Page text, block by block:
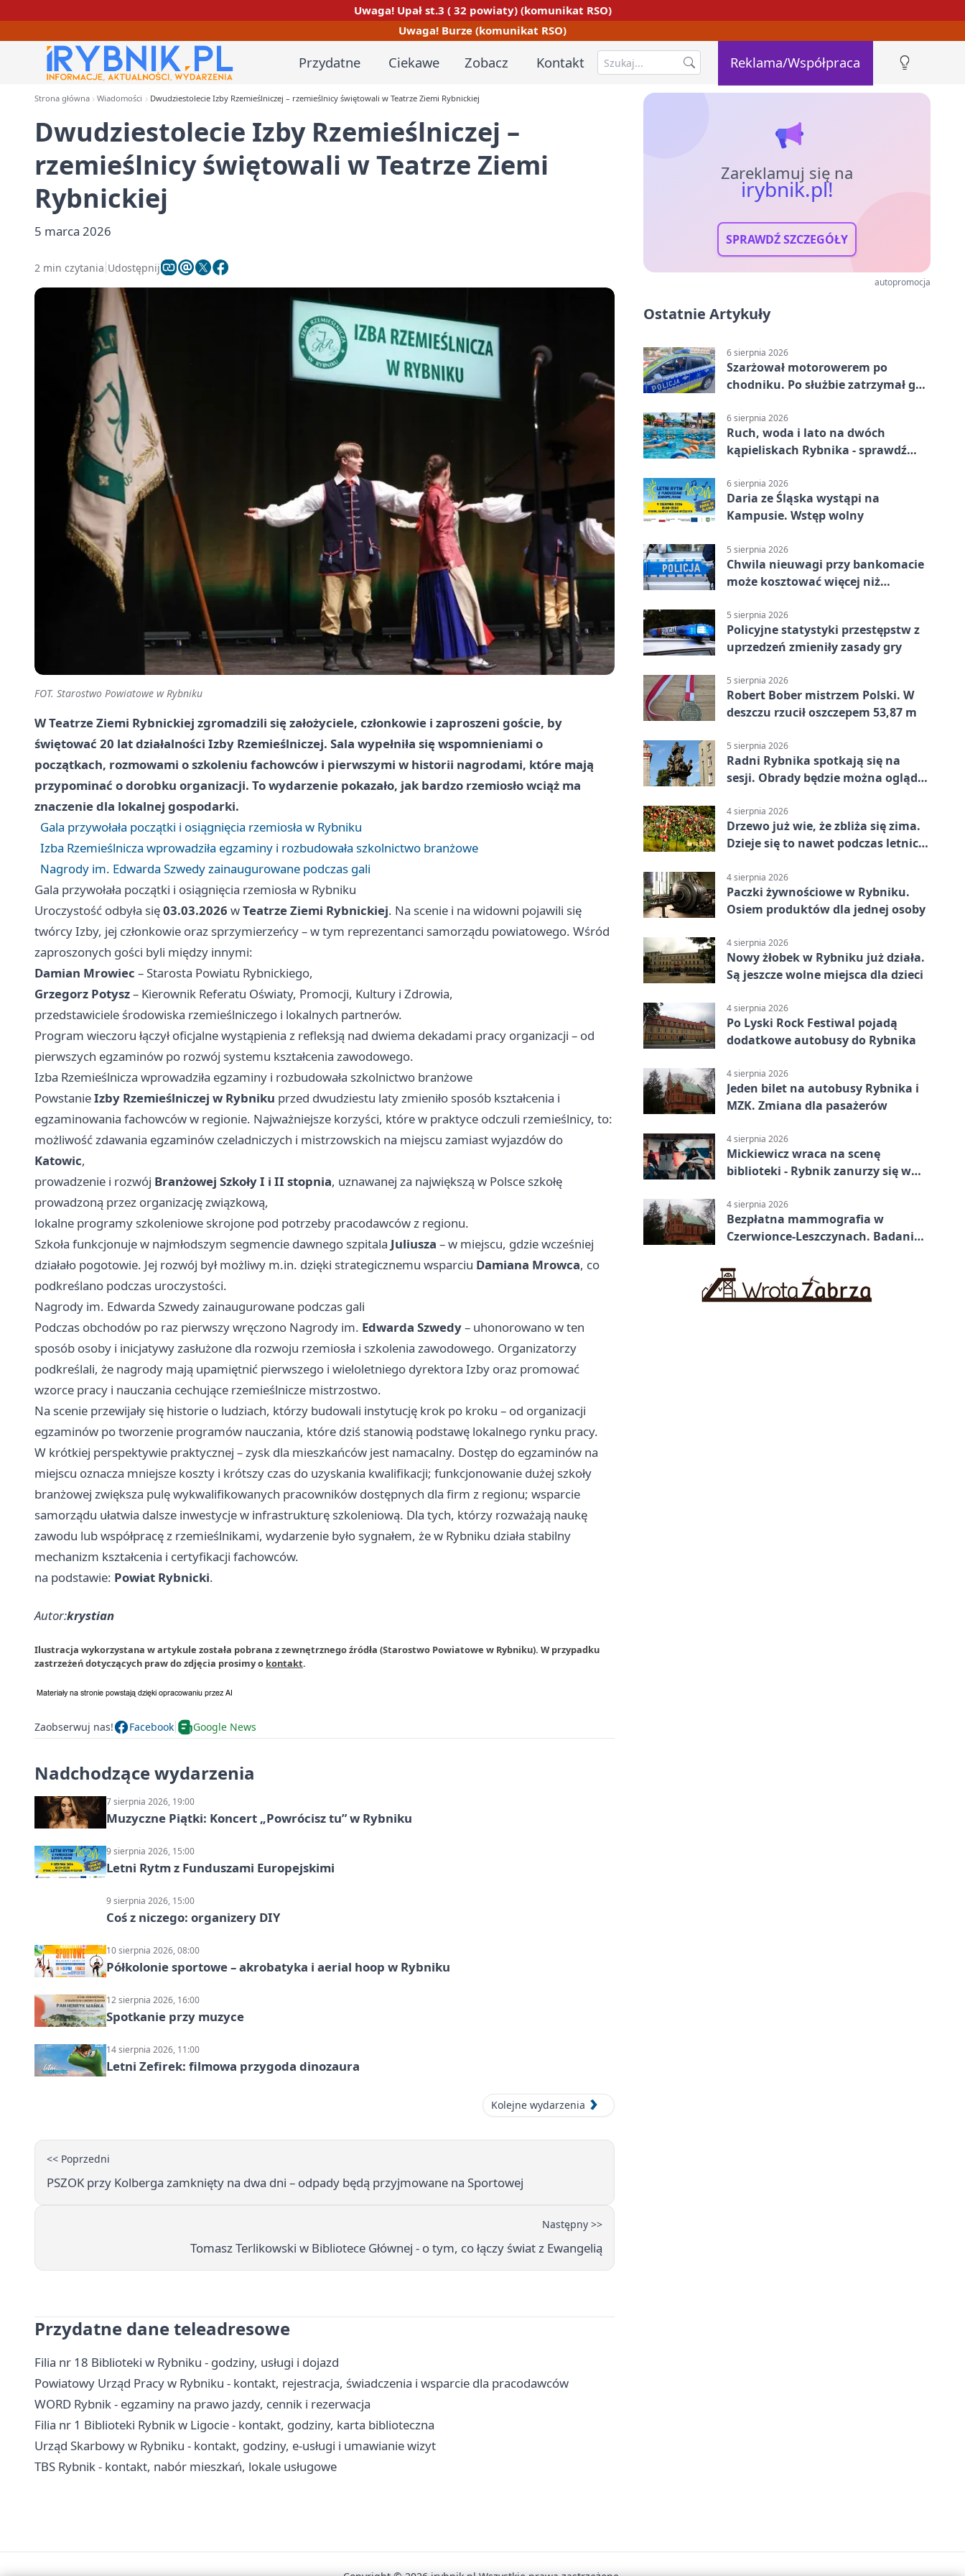
Uwaga! Upał st.3 ( 32 powiaty) (komunikat RSO)
Uwaga! Burze (komunikat RSO)
Przydatne Ciekawe Zobacz Kontakt Reklama/Współpraca
Strona główna Wiadomości Dwudziestolecie Izby Rzemieślniczej – rzemieślnicy świętowali w Teatrze Ziemi Rybnickiej
Dwudziestolecie Izby Rzemieślniczej –
rzemieślnicy świętowali w Teatrze Ziemi
Rybnickiej
5 marca 2026
2 min czytania Udostępnij
FOT. Starostwo Powiatowe w Rybniku
W Teatrze Ziemi Rybnickiej zgromadzili się założyciele, członkowie i zaproszeni goście, by
świętować 20 lat działalności Izby Rzemieślniczej. Sala wypełniła się wspomnieniami o
początkach, rozmowami o szkoleniu fachowców i pierwszymi w historii nagrodami, które mają
przypominać o dorobku organizacji. To wydarzenie pokazało, jak bardzo rzemiosło wciąż ma
znaczenie dla lokalnej gospodarki.
Gala przywołała początki i osiągnięcia rzemiosła w Rybniku
Izba Rzemieślnicza wprowadziła egzaminy i rozbudowała szkolnictwo branżowe
Nagrody im. Edwarda Szwedy zainaugurowane podczas gali
Gala przywołała początki i osiągnięcia rzemiosła w Rybniku
Uroczystość odbyła się03.03.2026 wTeatrze Ziemi Rybnickiej. Na scenie i na widowni pojawili się
twórcy Izby, jej członkowie oraz sprzymierzeńcy – w tym reprezentanci samorządu powiatowego. Wśród
zaproszonych gości byli między innymi:
Damian Mrowiec – Starosta Powiatu Rybnickiego,
Grzegorz Potysz– Kierownik Referatu Oświaty, Promocji, Kultury i Zdrowia,
przedstawiciele środowiska rzemieślniczego i lokalnych partnerów.
Program wieczoru łączył oficjalne wystąpienia z refleksją nad dwiema dekadami pracy organizacji – od
pierwszych egzaminów po rozwój systemu kształcenia zawodowego.
Izba Rzemieślnicza wprowadziła egzaminy i rozbudowała szkolnictwo branżowe
PowstanieIzby Rzemieślniczej w Rybniku przed dwudziestu laty zmieniło sposób kształcenia i
egzaminowania fachowców w regionie. Najważniejsze korzyści, które w praktyce odczuli rzemieślnicy, to:
możliwość zdawania egzaminów czeladniczych i mistrzowskich na miejscu zamiast wyjazdów do
Katowic,
prowadzenie i rozwój Branżowej Szkoły I i II stopnia, uznawanej za największą w Polsce szkołę
prowadzoną przez organizację związkową,
lokalne programy szkoleniowe skrojone pod potrzeby pracodawców z regionu.
Szkoła funkcjonuje w najmłodszym segmencie dawnego szpitala Juliusza – w miejscu, gdzie wcześniej
działało pogotowie. Jej rozwój był możliwy m.in. dzięki strategicznemu wsparciu Damiana Mrowca, co
podkreślano podczas uroczystości.
Nagrody im. Edwarda Szwedy zainaugurowane podczas gali
Podczas obchodów po raz pierwszy wręczono Nagrody im. Edwarda Szwedy– uhonorowano w ten
sposób osoby i inicjatywy zasłużone dla rozwoju rzemiosła i szkolenia zawodowego. Organizatorzy
podkreślali, że nagrody mają upamiętnić pierwszego i wieloletniego dyrektora Izby oraz promować
wzorce pracy i nauczania cechujące rzemieślnicze mistrzostwo.
Na scenie przewijały się historie o ludziach, którzy budowali instytucję krok po kroku – od organizacji
egzaminów po tworzenie programów nauczania, które dziś stanowią podstawę lokalnego rynku pracy.
W krótkiej perspektywie praktycznej – zysk dla mieszkańców jest namacalny. Dostęp do egzaminów na
miejscu oznacza mniejsze koszty i krótszy czas do uzyskania kwalifikacji; funkcjonowanie dużej szkoły
branżowej zwiększa pulę wykwalifikowanych pracowników dostępnych dla firm z regionu; wsparcie
samorządu ułatwia dalsze inwestycje w infrastrukturę szkoleniową. Dla tych, którzy rozważają naukę
zawodu lub współpracę z rzemieślnikami, wydarzenie było sygnałem, że w Rybniku działa stabilny
mechanizm kształcenia i certyfikacji fachowców.
na podstawie: Powiat Rybnicki.
Autor:krystian
Ilustracja wykorzystana w artykule została pobrana z zewnętrznego źródła (Starostwo Powiatowe w Rybniku). W przypadku
zastrzeżeń dotyczących praw do zdjęcia prosimy o kontakt.
Zaobserwuj nas! Facebook Google News
Nadchodzące wydarzenia
7 sierpnia 2026, 19:00
Muzyczne Piątki: Koncert „Powrócisz tu” w Rybniku
9 sierpnia 2026, 15:00
Letni Rytm z Funduszami Europejskimi
9 sierpnia 2026, 15:00
Coś z niczego: organizery DIY
10 sierpnia 2026, 08:00
Półkolonie sportowe – akrobatyka i aerial hoop w Rybniku
12 sierpnia 2026, 16:00
Spotkanie przy muzyce
14 sierpnia 2026, 11:00
Letni Zefirek: filmowa przygoda dinozaura
Kolejne wydarzenia
<< Poprzedni
PSZOK przy Kolberga zamknięty na dwa dni – odpady będą przyjmowane na Sportowej
Następny >>
Tomasz Terlikowski w Bibliotece Głównej - o tym, co łączy świat z Ewangelią
Przydatne dane teleadresowe
Filia nr 18 Biblioteki w Rybniku - godziny, usługi i dojazd
Powiatowy Urząd Pracy w Rybniku - kontakt, rejestracja, świadczenia i wsparcie dla pracodawców
WORD Rybnik - egzaminy na prawo jazdy, cennik i rezerwacja
Filia nr 1 Biblioteki Rybnik w Ligocie - kontakt, godziny, karta biblioteczna
Urząd Skarbowy w Rybniku - kontakt, godziny, e-usługi i umawianie wizyt
TBS Rybnik - kontakt, nabór mieszkań, lokale usługowe
Zareklamuj się na
irybnik.pl!
SPRAWDŹ SZCZEGÓŁY
autopromocja
Ostatnie Artykuły
6 sierpnia 2026
Szarżował motorowerem po
chodniku. Po służbie zatrzymał go
6 sierpnia 2026
Ruch, woda i lato na dwóch
kąpieliskach Rybnika - sprawdź
6 sierpnia 2026
Daria ze Śląska wystąpi na
Kampusie. Wstęp wolny
5 sierpnia 2026
Chwila nieuwagi przy bankomacie
może kosztować więcej niż
5 sierpnia 2026
Policyjne statystyki przestępstw z
uprzedzeń zmieniły zasady gry
5 sierpnia 2026
Robert Bober mistrzem Polski. W
deszczu rzucił oszczepem 53,87 m
5 sierpnia 2026
Radni Rybnika spotkają się na
sesji. Obrady będzie można oglądać
4 sierpnia 2026
Drzewo już wie, że zbliża się zima.
Dzieje się to nawet podczas letnich
4 sierpnia 2026
Paczki żywnościowe w Rybniku.
Osiem produktów dla jednej osoby
4 sierpnia 2026
Nowy żłobek w Rybniku już działa.
Są jeszcze wolne miejsca dla dzieci
4 sierpnia 2026
Po Lyski Rock Festiwal pojadą
dodatkowe autobusy do Rybnika
4 sierpnia 2026
Jeden bilet na autobusy Rybnika i
MZK. Zmiana dla pasażerów
4 sierpnia 2026
Mickiewicz wraca na scenę
biblioteki - Rybnik zanurzy się w
4 sierpnia 2026
Bezpłatna mammografia w
Czerwionce-Leszczynach. Badania